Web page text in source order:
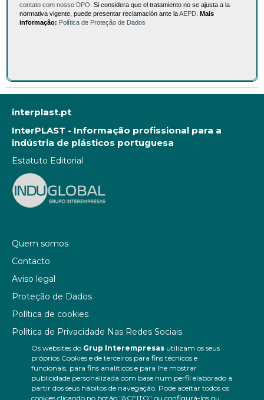
Os websites do Grup Interempresasutilizam os seus
próprios Cookies e de terceiros para fins técnicos e
funcionais, para fins analíticos e para lhe mostrar
publicidade personalizada com base num perfil elaborado a
partir dos seus hábitos de navegação. Pode aceitar todos os
cookies clicando no botão "ACEITO" ou configurá-los ou
contato com nosso DPO . Si considera que el tratamiento no se ajusta a la
normativa vigente, puede presentar reclamación ante laAEPD Mais
informação: Política de Proteção de Dados
interplast.pt
InterPLAST - Informação profissional para a
indústria de plásticos portuguesa
Estatuto Editorial
Quem somos
Contacto
Aviso legal
Proteção de Dados
Política de cookies
Política de Privacidade Nas Redes Sociais
Canal de denúncias
Colaborações editoriais